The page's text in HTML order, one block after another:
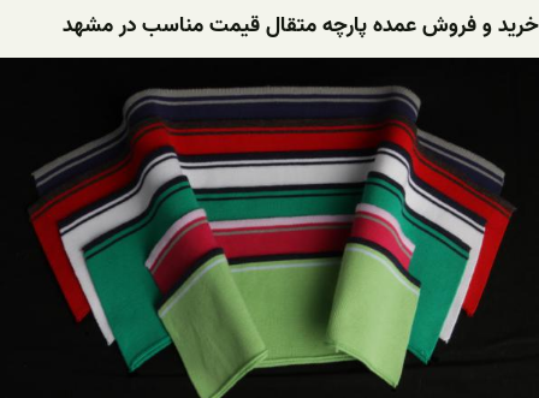
خرید و فروش عمده پارچه متقال قیمت مناسب در مشهد